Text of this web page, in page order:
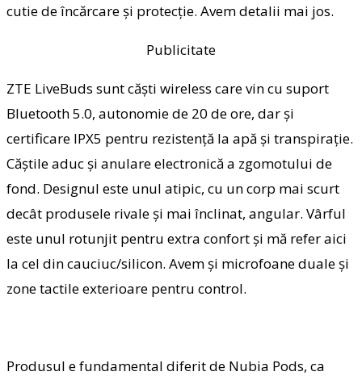
cutie de încărcare şi protecţie. Avem detalii mai jos.
Publicitate
ZTE LiveBuds sunt căşti wireless care vin cu suport
Bluetooth 5.0, autonomie de 20 de ore, dar şi
certificare IPX5 pentru rezistenţă la apă şi transpiraţie.
Căştile aduc şi anulare electronică a zgomotului de
fond. Designul este unul atipic, cu un corp mai scurt
decât produsele rivale şi mai înclinat, angular. Vârful
este unul rotunjit pentru extra confort şi mă refer aici
la cel din cauciuc/silicon. Avem şi microfoane duale şi
zone tactile exterioare pentru control.
Produsul e fundamental diferit de Nubia Pods, ca